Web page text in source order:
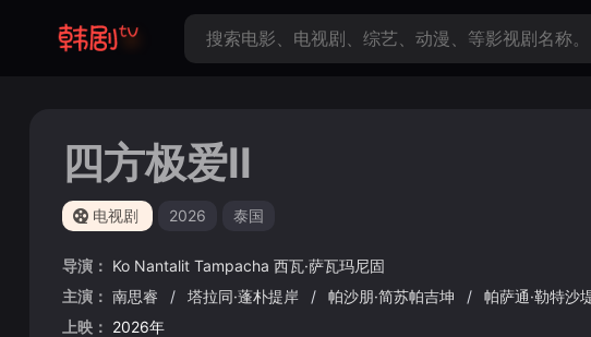
四方极爱II
电视剧 2026 泰国
导演： Ko Nantalit Tampacha 西瓦·萨瓦玛尼固
主演： 南思睿 / 塔拉同·蓬朴提岸 / 帕沙朋·简苏帕吉坤 / 帕萨通·勒特沙
上映： 2026年